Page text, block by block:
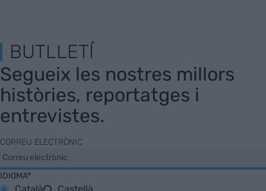
BUTLLETÍ
Segueix les nostres millors
històries, reportatges i
entrevistes.
CORREU ELECTRÒNIC
IDIOMA*